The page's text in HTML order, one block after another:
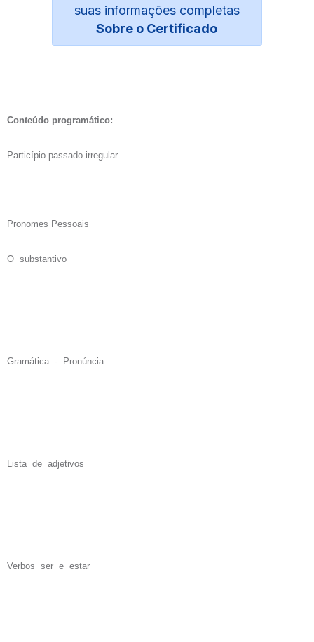
suas informações completas
Sobre o Certificado
Conteúdo programático:
Particípio passado irregular
Pronomes Pessoais
O substantivo
Gramática - Pronúncia
Lista de adjetivos
Verbos ser e estar